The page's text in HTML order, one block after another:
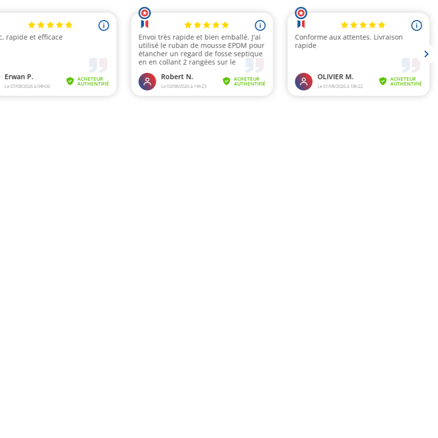
i
rapide et efficace
Erwan P.
Le 07/08/2026 à 04h06
ACHETEUR
AUTHENTIFIÉ
i
Envoi très rapide et bien emballé. J'ai
utilisé le ruban de mousse EPDM pour
étancher un regard de fosse septique
en en collant 2 rangées sur le
Robert N.
Le 03/08/2026 à 14h23
ACHETEUR
AUTHENTIFIÉ
i
Conforme aux attentes. Livraison
rapide
OLIVIER M.
Le 01/08/2026 à 18h22
ACHETEUR
AUTHENTIFIÉ